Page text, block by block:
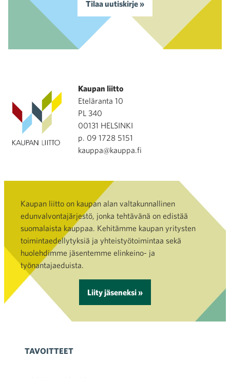
Tilaa uutiskirje »
Kaupan liitto
Eteläranta 10
PL 340
00131 HELSINKI
p. 09 1728 5151
kauppa@kauppa.fi
Kaupan liitto on kaupan alan valtakunnallinen
edunvalvontajärjestö, jonka tehtävänä on edistää
suomalaista kauppaa. Kehitämme kaupan yritysten
toimintaedellytyksiä ja yhteistyötoimintaa sekä
huolehdimme jäsentemme elinkeino- ja
työnantajaeduista.
Liity jäseneksi »
TAVOITTEET